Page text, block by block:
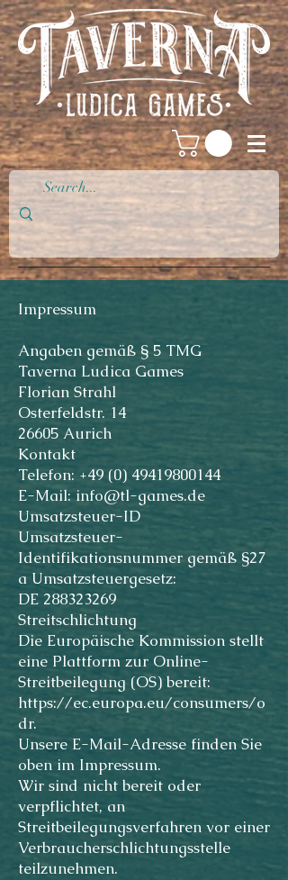
Impressum
Angaben gemäß § 5 TMG
Taverna Ludica Games
Florian Strahl
Osterfeldstr. 14
26605 Aurich
Kontakt
Telefon: +49 (0) 49419800144
E-Mail: info@tl-games.de
Umsatzsteuer-ID
Umsatzsteuer-
Identifikationsnummer gemäß §27
a Umsatzsteuergesetz:
DE 288323269
Streitschlichtung
Die Europäische Kommission stellt
eine Plattform zur Online-
Streitbeilegung (OS) bereit:
https://ec.europa.eu/consumers/o
dr.
Unsere E-Mail-Adresse finden Sie
oben im Impressum.
Wir sind nicht bereit oder
verpflichtet, an
Streitbeilegungsverfahren vor einer
Verbraucherschlichtungsstelle
teilzunehmen.